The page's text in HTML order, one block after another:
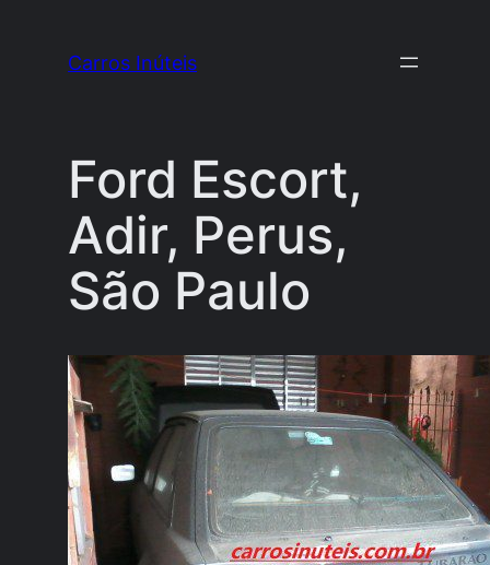
Carros Inúteis
Ford Escort,
Adir, Perus,
São Paulo